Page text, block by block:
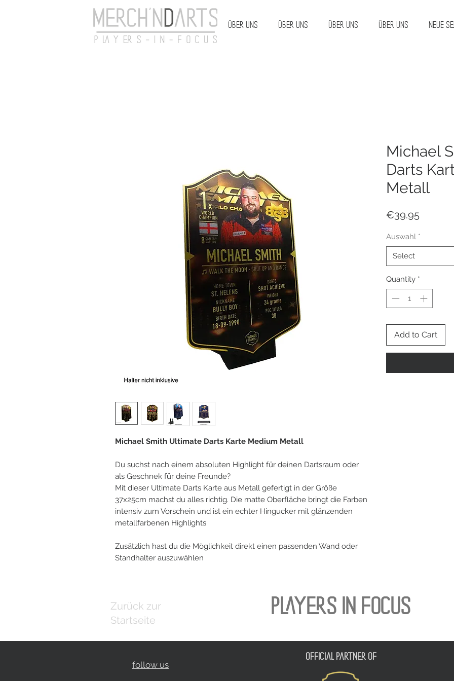
Über uns Über uns Über uns Über uns Neue
Michael Smith Ultimate Darts Karte Medium Metall
Du suchst nach einem absoluten Highlight für deinen Dartsraum oder
als Geschnek für deine Freunde?
Mit dieser Ultimate Darts Karte aus Metall gefertigt in der Größe
37x25cm machst du alles richtig. Die matte Oberfläche bringt die Farben
intensiv zum Vorschein und ist ein echter Hingucker mit glänzenden
metallfarbenen Highlights
Zusätzlich hast du die Möglichkeit direkt einen passenden Wand oder
Standhalter auszuwählen
Michael
Darts
Metall
€39.95Price
Auswahl *
Select
Quantity *
Add to Cart
Zurück zur
Startseite
PLAYERS IN FOCUS
follow us
official partner of